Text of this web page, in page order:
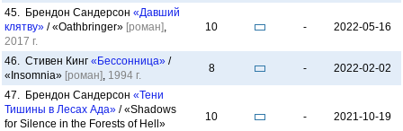
45. Брендон Сандерсон «Давший
клятву» / «Oathbringer» [роман],
2017 г.
10 - 2022-05-16
46. Стивен Кинг «Бессонница» /
«Insomnia» [роман], 1994 г.
8 - 2022-02-02
47. Брендон Сандерсон «Тени
Тишины в Лесах Ада» / «Shadows
for Silence in the Forests of Hell»
10 - 2021-10-19